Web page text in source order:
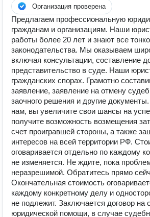
Организация проверена
Предлагаем профессиональную
гражданам и организациям. Наши
работы более 20 лет и знают все
законодательства. Мы оказываем
включая консультации, составление
представительство в суде. Наши
гражданских спорах. Грамотно
заявление, заявление на отмену
заочного решения и другие
нам, вы увеличите свои шансы на
получите возможность возмещения
счет проигравшей стороны, а также
интересов на всей территории РФ.
оговаривается отдельно по каждому
не изменяется. Не ждите, пока
неразрешимой. Обратитесь прямо
Окончательная стоимость
каждому конкретному делу и
не подлежит. Заключается договор на
юридической помощи, в случае